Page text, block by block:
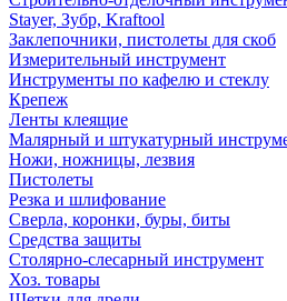
Stayer, Зубр, Kraftool
Заклепочники, пистолеты для скоб
Измерительный инструмент
Инструменты по кафелю и стеклу
Крепеж
Ленты клеящие
Малярный и штукатурный
Ножи, ножницы, лезвия
Пистолеты
Резка и шлифование
Сверла, коронки, буры, биты
Средства защиты
Столярно-слесарный инструмент
Хоз. товары